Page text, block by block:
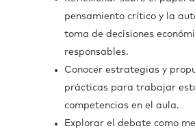
pensamiento crítico y la
toma de decisiones
responsables.
Conocer estrategias y
prácticas para trabajar
competencias en el aula.
Explorar el debate como